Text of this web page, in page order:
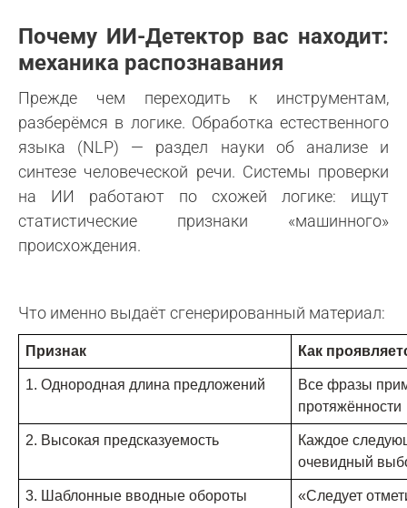
Почему ИИ-Детектор вас находит:
механика распознавания
Прежде чем переходить к инструментам,
разберёмся в логике. Обработка естественного
языка (NLP) — раздел науки об анализе и
синтезе человеческой речи. Системы проверки
на ИИ работают по схожей логике: ищут
статистические признаки «машинного»
происхождения.
Что именно выдаёт сгенерированный материал:
Признак Как
1. Однородная длина предложений
Все фразы
протяжённости
2. Высокая предсказуемость
Каждое
очевидный
3. Шаблонные вводные обороты
«Следует